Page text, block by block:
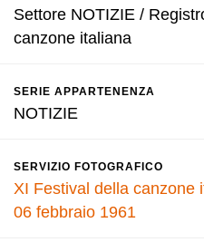
Settore NOTIZIE /
canzone italiana
SERIE APPARTENENZA
NOTIZIE
SERVIZIO FOTOGRAFICO
XI Festival della canzone
06 febbraio 1961